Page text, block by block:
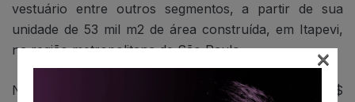
vestuário entre outros segmentos, a partir de sua
unidade de 53 mil m2 de área construída, em Itapevi,
na região metropolitana de São Paulo.
Nos últimos três anos, a empresa investiu cerca de R$
×